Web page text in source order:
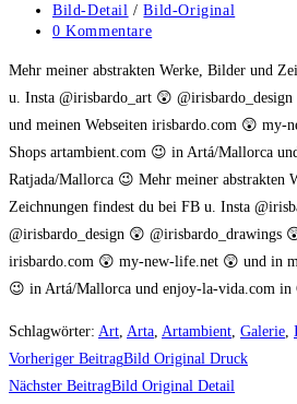
veröffentlicht:
Beitrags-
Kategorie:
Bild-Detail / Bild-Original
Beitrags-
0 Kommentare
Mehr meiner abstrakten Werke, Bilder und
u. Insta @irisbardo_art 😲
und meinen Webseiten irisbardo.com 😲
Shops artambient.com 😉 in Artá/Mallorca
Ratjada/Mallorca 😉 Mehr meiner abstrakten
Zeichnungen findest du bei FB u. Insta
@irisbardo_design 😲 @irisbardo_drawings
irisbardo.com 😲 my-new-life.net 😲 und in
😉 in Artá/Mallorca und enjoy-la-vida.com in
Schlagwörter: Art, Arta, Artambient, Galerie,
Weitere
Artikel
Vorheriger BeitragBild Original Druck
Nächster BeitragBild Original Detail